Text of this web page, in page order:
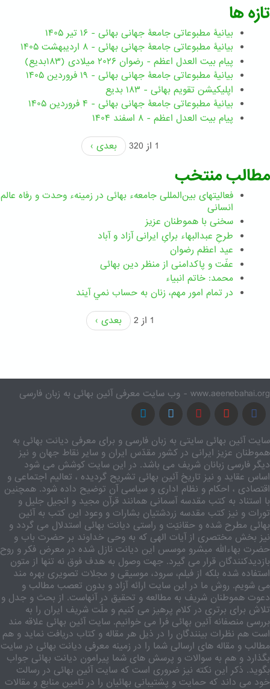
تازه ها
بیانیۀ مطبوعاتی جامعۀ جهانی بهائی - ۱۶ تیر ۱۴۰۵
بیانیۀ مطبوعاتی جامعۀ جهانی بهائی - ۸ اردیبهشت ۱۴۰۵
پیام بیت العدل اعظم - رضوان ۲۰۲۶ میلادی (۱۸۳بدیع)
بیانیۀ مطبوعاتی جامعۀ جهانی بهائی - ۱۹ فروردین ۱۴۰۵
اپلیکیشن تقویم بهائی - ۱۸۳ بدیع
بیانیۀ مطبوعاتی جامعۀ جهانی بهائی - ۴ فروردین ۱۴۰۵
پیام بیت العدل اعظم - ۸ اسفند ۱۴۰۴
1 از 320
بعدی ›
مطالب منتخب
فعالیتهای بین‌المللی جامعهء بهائی در زمینهء وحدت و رفاه عالم
انسانی
سخنی با هموطنان عزیز
طرحِ عبدالبهاء برایِ ایرانی آزاد و آباد
عید اعظم رضوان
عفّت و پاکدامنی از منظر دین بهائی
محمد: خاتم انبیاء
در تمام امور مهم،‌ زنان به حساب نمي آيند
1 از 2
بعدی ›
www.aeenebahai.org - وب سایت معرفی آئین بهائی به زبان فارسی
سایت آئین بهائی سایتی به زبان فارسی و برای معرفی دیانت بهائی به
هموطنان عزیز ایرانی در کشور مقدّس ایران و سایر نقاط جهان و نیز
دیگر فارسی زبانان شریف می باشد. در این سایت کوشش می شود
اساس عقاید و نیز تاریخ آئین بهائی تشریح گردیده ، تعالیم اجتماعی و
اقتصادی ، احکام و نظام اداری و سیاسی آن توضیح داده شود. همچنین
با استناد به کتب مقدسه آسمانی همانند قرآن مجید و انجیل جلیل و
تورات و نیز کتب مقدسه زردشتیان بشارات و وعود این کتب به آئین
بهائی مطرح شده و حقانیّت و راستی دیانت بهائی استدلال می گردد و
نیز بخش مختصری از آیات الهی که به وحی خداوند بر حضرت باب و
حضرت بهاءالله مبشرو موسس این دیانت نازل شده در معرض فکر و روح
بازدیدکنندگان قرار می گیرد. جهت وصول به هدف فوق نه تنها از متون
استفاده شده بلکه از فیلم، سرود، موسیقی و مجلات تصویری بهره مند
می شویم. روش ما در این سایت ارائه آزاد و بدون تعصب مطالب و
دعوت هموطنان شریف به مطالعه و تحقیق در آنهاست. از بحث و جدل و
تلاش برای برتری در کلام پرهیز می کنیم و ملّت شریف ایران را به
بررسی منصفانه آئین بهائی فرا می خوانیم. سایت آئین بهائی علاقه مند
است هم نظرات بینندگان را در ذیل هر مقاله و کتاب دریافت نماید و هم
مطالب و مقاله های ارسالی شما را در زمینه معرفی دیانت بهائی در سایت
بگذارد و هم به سوالات و پرسش های شما پیرامون دیانت بهائی جواب
بگوید. ذکر این نکته نیز ضروری است که سایت آئین بهائی در رسالت
خود می داند که حمایت و پشتیبانی بهائیان را در تامین منابع و مقالات